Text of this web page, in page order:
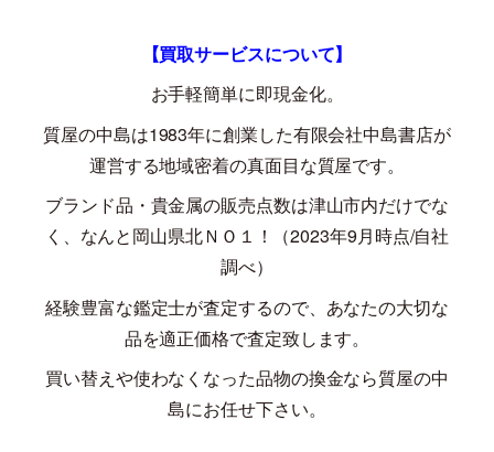
【買取サービスについて】
お手軽簡単に即現金化。
質屋の中島は1983年に創業した有限会社中島書店が
運営する地域密着の真面目な質屋です。
ブランド品・貴金属の販売点数は津山市内だけでな
く、なんと岡山県北ＮＯ１！（2023年9月時点/自社
調べ）
経験豊富な鑑定士が査定するので、あなたの大切な
品を適正価格で査定致します。
買い替えや使わなくなった品物の換金なら質屋の中
島にお任せ下さい。